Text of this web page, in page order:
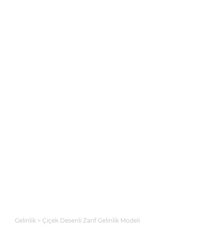
Gelinlik Çiçek Desenli Zarif Gelinlik Modeli